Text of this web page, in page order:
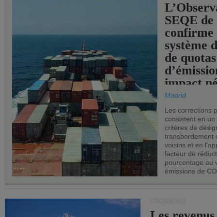
SEQE de
confirme
système
de quotas
impact
les ports
Madrid
Les corrections
consistent en
critères de
transbordement
voisins et en
facteur de
pourcentage au
émissions de